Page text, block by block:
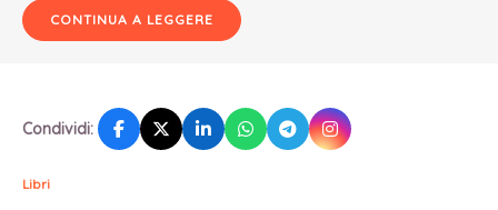
CONTINUA A LEGGERE
Condividi:
Libri